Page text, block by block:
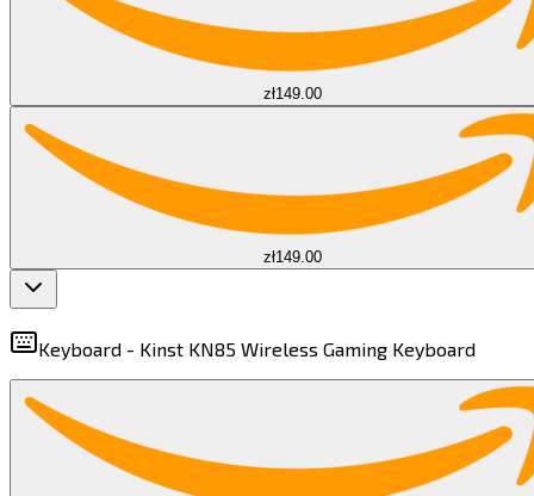
zł149.00
zł149.00
Keyboard - Kinst KN85 Wireless Gaming Keyboard​​​​‌ ‍ ​‍​‍‌‍ ‌ ​‍‌‍‍‌‌‍‌ ‌‍‍‌‌‍ ‍​‍​‍​ ‍‍​‍​‍‌ ​ ‌‍​‌‌‍ ‍‌‍‍‌‌ ‌​‌ ‍‌​‍ ‍‌‍‍‌‌‍ ​‍​‍​‍ ​​‍​‍‌‍‍​‌ ​‍‌‍‌‌‌‍‌‍​‍​‍​ ‍‍​‍​‍​‍ ‌‍​‌‌‍‌​‌‍ ‌‌‍‍‌‌‍ ‍​‍ ‌‍‍‌‌‍ ‍‌ ‌​‌‍‌‌‌‍ ‍‌ ‌​​‍ ‌‍‌‌‌‍‌​‌‍‍‌‌ ‌​​‍ ‌‍ ‌‌‍ ‌‍‌​‌‍‌‌​ ‌‌ ​​‌ ​‍‌‍‌‌‌ ​ ‌‍‌‌‌‍ ‍‌ ‌​‌‍​‌‌ ‌​‌‍‍‌‌‍ ‌‍ ‍​ ‍ ‌‍‍‌‌‍‌​​ ‌‌‍‌​‌‍‌​‌‍​ ​ ‌​‌‍​ ​ ‌‌​ ‌‌​ ‍‌​‍ ‌‌‍‌​​ ‌‌​ ‌‌​ ​ ​‍ ‌​ ‌​​ ‍‌‌‍‌‌​ ​​​‍ ‌‌‍​‍‌‍‌‌‌‍‌‍‌‍​ ​‍ ‌​ ‍​​ ‌​‌‍​‍​ ​‌​ ‍‌​ ‌ ‌‍​‌‌‍​ ‌‍‌‌​ ​​​ ‌​​ ‌‌​ ‍ ‌ ‌​‌ ‍‌‌ ​​‌‍‌‌​ ‌‌‍ ‌ ‌​‌‍‍​‌‍‌‌‌ ​‍​ ‍ ‌ ​​‌‍​‌‌ ‌​‌‍‍​​ ‌‌‍ ‍‌‍​‌‌‍ ‌‌‍‌‌​ ‌‍​‍‌‍​‌‌ ​ ‌‍‌‌‌‌‌‌‌ ​‍‌‍ ​​ ‌​‍‌‌​ ​‍‌​‌‍‌‍​‌‌‍‌​‌‍ ‌‌‍‍‌‌‍ ‍​‍‌‍‌‍‍‌‌‍‌​​ ‌‌‍‌​‌‍‌​‌‍​ ​ ‌​‌‍​ ​ ‌‌​ ‌‌​ ‍‌​‍ ‌‌‍‌​​ ‌‌​ ‌‌​ ​ ​‍ ‌​ ‌​​ ‍‌‌‍‌‌​ ​​​‍ ‌‌‍​‍‌‍‌‌‌‍‌‍‌‍​ ​‍ ‌​ ‍​​ ‌​‌‍​‍​ ​‌​ ‍‌​ ‌ ‌‍​‌‌‍​ ‌‍‌‌​ ​​​ ‌​​ ‌‌​‍‌‍‌ ‌​‌ ‍‌‌ ​​‌‍‌‌​ ‌‌‍ ‌ ‌​‌‍‍​‌‍‌‌‌ ​‍​‍‌‍‌ ​​‌‍​‌‌ ‌​‌‍‍​​ ‌‌‍ ‍‌‍​‌‌‍ ‌‌‍‌‌​‍‌‍‌ ​​‌‍‌‌‌ ​‍‌ ​ ‌ ​​‌‍‌‌‌‍​ ‌ ‌​‌‍‍‌‌ ‌‍‌‍‌‌​ ‌‌ ​​‌ ‌‌‌‍​‍‌‍ ​‌‍‍‌‌ ​ ‌‍‍​‌‍‌‌‌‍‌​​‍​‍‌ ‌